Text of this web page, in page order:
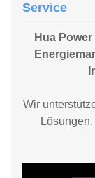
Service
Hua
Wir